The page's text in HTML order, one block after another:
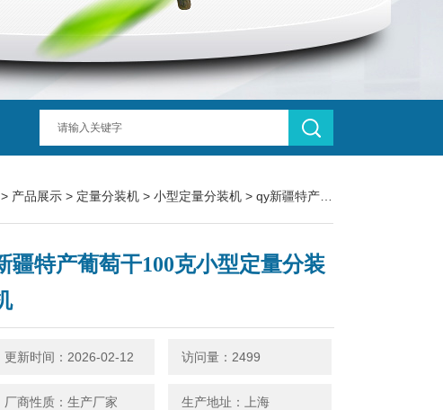
> 产品展示 > 定量分装机 > 小型定量分装机 > qy新疆特产葡萄干100克小型定量分装机
疆特产葡萄干100克小型定量分装
更新时间：2026-02-12 访问量：2499
厂商性质：生产厂家 生产地址：上海